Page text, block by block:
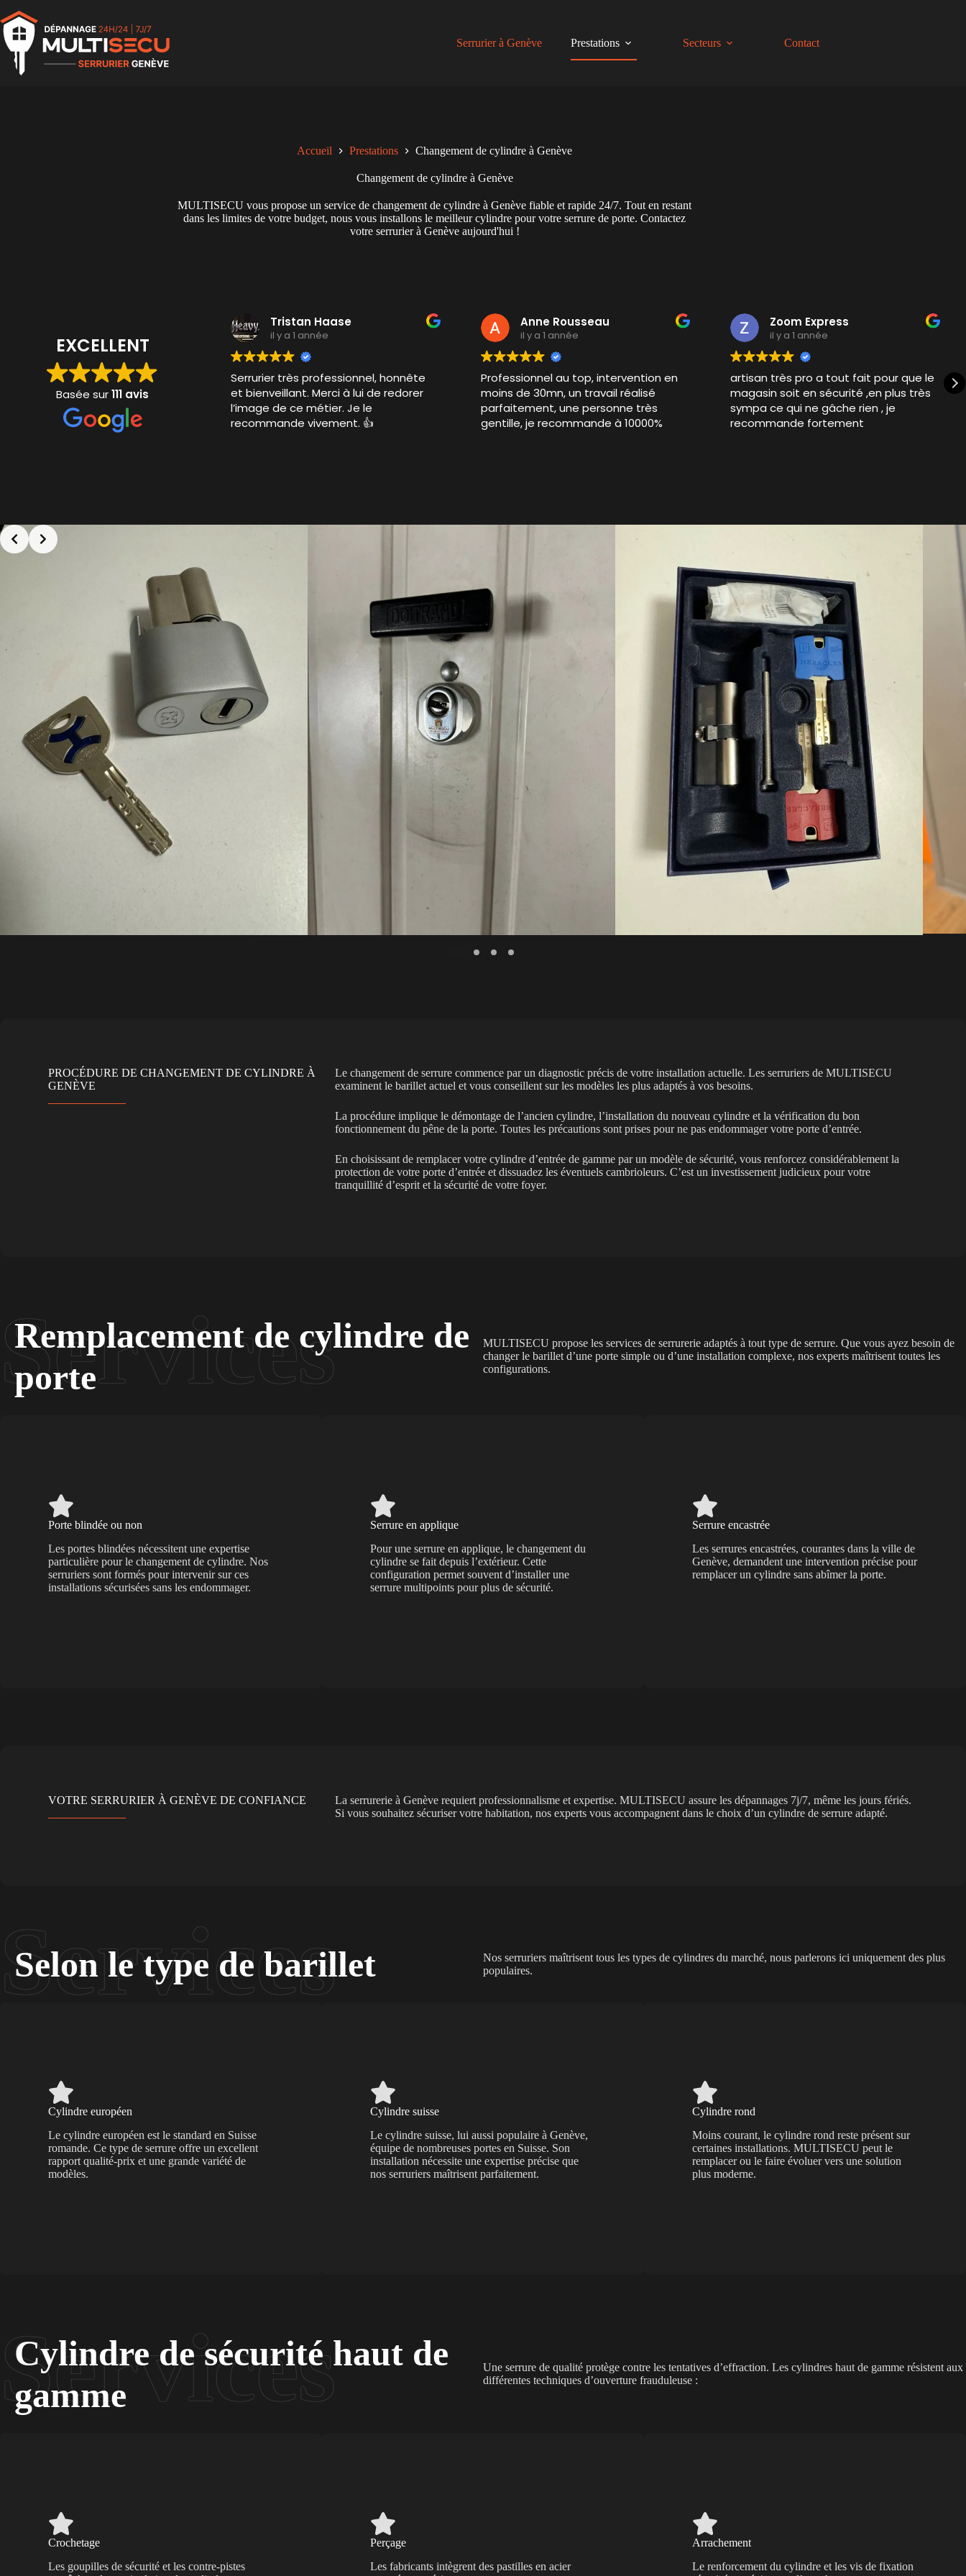
au
contenu
Serrurier à Genève
Prestations Secteurs Contact
Accueil Prestations Changement de cylindre à Genève
Changement de cylindre à Genève
MULTISECU vous propose un service de changement de cylindre à Genève fiable et rapide 24/7. Tout en restant
dans les limites de votre budget, nous vous installons le meilleur cylindre pour votre serrure de porte. Contactez
votre serrurier à Genève aujourd'hui !
EXCELLENT
Basée sur111 avis
Tristan Haase
il y a 1 année
Serrurier très professionnel, honnête
et bienveillant. Merci à lui de redorer
l’image de ce métier. Je le
recommande vivement. 👍
Anne Rousseau
il y a 1 année
Professionnel au top, intervention en
moins de 30mn, un travail réalisé
parfaitement, une personne très
gentille, je recommande à 10000%
Zoom Express
il y a 1 année
artisan très pro a tout fait pour que le
magasin soit en sécurité ,en plus très
sympa ce qui ne gâche rien , je
recommande fortement
PROCÉDURE DE CHANGEMENT DE CYLINDRE À
GENÈVE
Le changement de serrure commence par un diagnostic précis de votre installation actuelle. Les serruriers de MULTISECU
examinent le barillet actuel et vous conseillent sur les modèles les plus adaptés à vos besoins.
La procédure implique le démontage de l’ancien cylindre, l’installation du nouveau cylindre et la vérification du bon
fonctionnement du pêne de la porte. Toutes les précautions sont prises pour ne pas endommager votre porte d’entrée.
En choisissant de remplacer votre cylindre d’entrée de gamme par un modèle de sécurité, vous renforcez considérablement la
protection de votre porte d’entrée et dissuadez les éventuels cambrioleurs. C’est un investissement judicieux pour votre
tranquillité d’esprit et la sécurité de votre foyer.
Remplacement de cylindre de
porte
MULTISECU propose les services de serrurerie adaptés à tout type de serrure. Que vous ayez besoin de
changer le barillet d’une porte simple ou d’une installation complexe, nos experts maîtrisent toutes les
configurations.
Porte blindée ou non
Les portes blindées nécessitent une expertise
particulière pour le changement de cylindre. Nos
serruriers sont formés pour intervenir sur ces
installations sécurisées sans les endommager.
Serrure en applique
Pour une serrure en applique, le changement du
cylindre se fait depuis l’extérieur. Cette
configuration permet souvent d’installer une
serrure multipoints pour plus de sécurité.
Serrure encastrée
Les serrures encastrées, courantes dans la ville de
Genève, demandent une intervention précise pour
remplacer un cylindre sans abîmer la porte.
VOTRE SERRURIER À GENÈVE DE CONFIANCE
La serrurerie à Genève requiert professionnalisme et expertise. MULTISECU assure les dépannages 7j/7, même les jours fériés.
Si vous souhaitez sécuriser votre habitation, nos experts vous accompagnent dans le choix d’un cylindre de serrure adapté.
Selon le type de barillet
Nos serruriers maîtrisent tous les types de cylindres du marché, nous parlerons ici uniquement des plus
populaires.
Cylindre européen
Le cylindre européen est le standard en Suisse
romande. Ce type de serrure offre un excellent
rapport qualité-prix et une grande variété de
modèles.
Cylindre suisse
Le cylindre suisse, lui aussi populaire à Genève,
équipe de nombreuses portes en Suisse. Son
installation nécessite une expertise précise que
nos serruriers maîtrisent parfaitement.
Cylindre rond
Moins courant, le cylindre rond reste présent sur
certaines installations. MULTISECU peut le
remplacer ou le faire évoluer vers une solution
plus moderne.
Cylindre de sécurité haut de
gamme
Une serrure de qualité protège contre les tentatives d’effraction. Les cylindres haut de gamme résistent aux
différentes techniques d’ouverture frauduleuse :
Crochetage
Les goupilles de sécurité et les contre-pistes
Perçage
Les fabricants intègrent des pastilles en acier
Arrachement
Le renforcement du cylindre et les vis de fixation